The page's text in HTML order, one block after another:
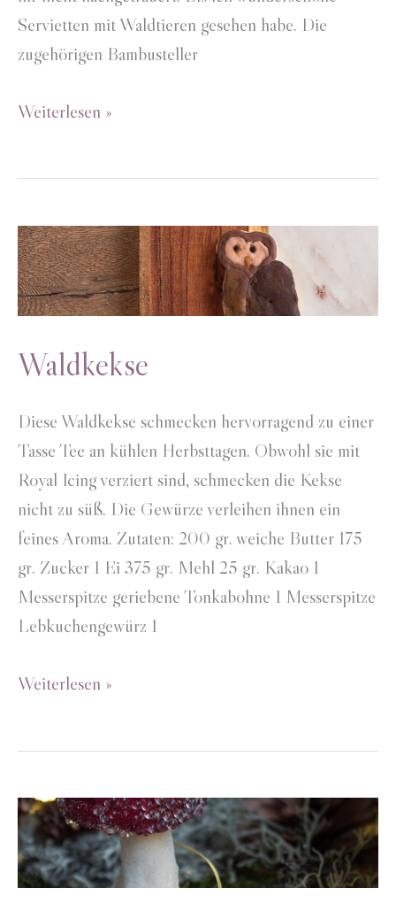
Servietten mit Waldtieren gesehen habe. Die
zugehörigen Bambusteller
Baumscheiben
Weiterlesen »
Waldkekse
Diese Waldkekse schmecken hervorragend zu einer
Tasse Tee an kühlen Herbsttagen. Obwohl sie mit
Royal Icing verziert sind, schmecken die Kekse
nicht zu süß. Die Gewürze verleihen ihnen ein
feines Aroma. Zutaten: 200 gr. weiche Butter 175
gr. Zucker 1 Ei 375 gr. Mehl 25 gr. Kakao 1
Messerspitze geriebene Tonkabohne 1 Messerspitze
Lebkuchengewürz 1
Waldkekse
Weiterlesen »